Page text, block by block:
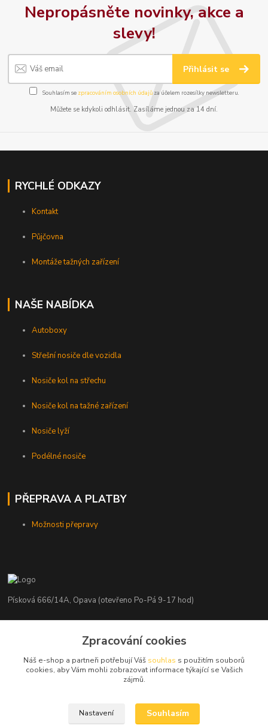
Nepropásněte novinky, akce a
slevy!
Přihlásit se
Souhlasím se zpracováním osobních údajůza účelem rozesílky newsletteru.
Můžete se kdykoli odhlásit. Zasíláme jednou za 14 dní.
RYCHLÉ ODKAZY
Kontakt
Půjčovna
Montáže tažných zařízení
NAŠE NABÍDKA
Autoboxy
Střešní nosiče dle vozidla
Nosiče kol na střechu
Nosiče kol na tažné zařízení
Nosiče lyží
Podélné nosiče
PŘEPRAVA A PLATBY
Možnosti přepravy
Písková 666/14A, Opava (otevřeno Po-Pá 9-17 hod)
+420 776 839 986
info@nosice.com
Zpracování cookies
Náš e-shop a partneři potřebují Váš souhlas s použitím souborů
cookies, aby Vám mohli zobrazovat informace týkající se Vašich
zájmů.
Nastavení Souhlasím